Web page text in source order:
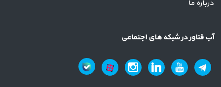
درباره ما
آب فناور در شبکه های اجتماعی